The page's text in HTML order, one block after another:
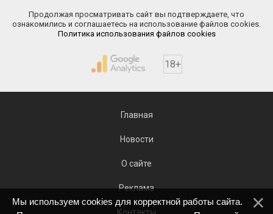
Продолжая просматривать сайт вы подтверждаете, что
ознакомились и соглашаетесь на использование файлов cookies.
Политика использования файлов cookies
18+
Главная
Новости
О сайте
Реклама
Мы используем cookies для корректной работы сайта.